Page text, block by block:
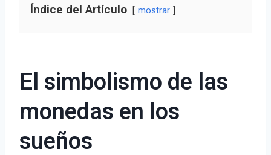
Índice del Artículo mostrar
El simbolismo de las
monedas en los
sueños